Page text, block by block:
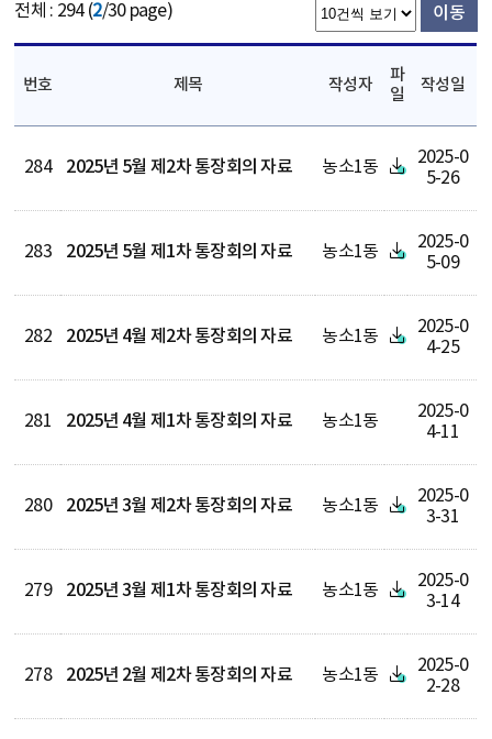
전체 : 294 (2/30 page) 이동
번호 제목 작성자
파
일
작성일
284 2025년 5월 제2차 통장회의 자료 농소1동
2025-0
5-26
283 2025년 5월 제1차 통장회의 자료 농소1동
2025-0
5-09
282 2025년 4월 제2차 통장회의 자료 농소1동
2025-0
4-25
281 2025년 4월 제1차 통장회의 자료 농소1동
2025-0
4-11
280 2025년 3월 제2차 통장회의 자료 농소1동
2025-0
3-31
279 2025년 3월 제1차 통장회의 자료 농소1동
2025-0
3-14
278 2025년 2월 제2차 통장회의 자료 농소1동
2025-0
2-28